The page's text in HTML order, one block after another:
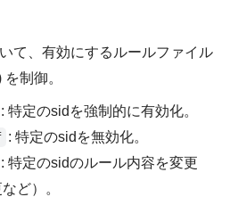
て、有効にするルールファイル
制御。
: 特定のsidを強制的に有効化。
: 特定のsidを無効化。
: 特定のsidのルール内容を変更
ど）。